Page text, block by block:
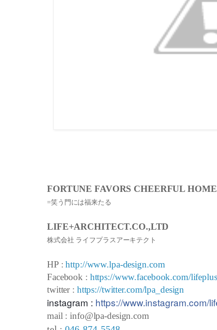
FORTUNE FAVORS CHEERFUL
=笑う門には福来たる
LIFE+ARCHITECT.CO.,LTD
株式会社 ライフプラスアーキテクト
HP :http://www.lpa-design.com
Facebook : https://www.facebook.com/
twitter : https://twitter.com/lpa_design
instagram : https://www.instagram.com/
mail : info@lpa-design.com